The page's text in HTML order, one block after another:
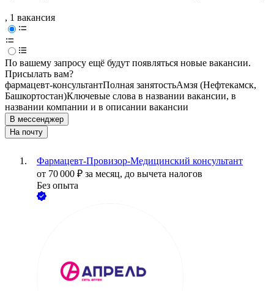
, 1 вакансия
По вашему запросу ещё будут появляться новые вакансии.
Присылать вам?
фармацевт-консультантПолная занятостьАмзя (Нефтекамск,
Башкортостан)Ключевые слова в названии вакансии, в
названии компании и в описании вакансии
В мессенджер
На почту
Фармацевт-Провизор-Медицинский консультант
от 70 000 ₽ за месяц, до вычета налогов
Без опыта